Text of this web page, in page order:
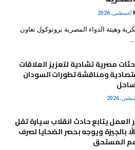
وهيئة الدواء المصرية بروتوكول تعاون
مصرية تشادية لتعزيز العلاقات
ومناقشة تطورات السودان
العمل يتابع حادث انقلاب سيارة تقل
بالجيزة ويوجه بحصر الضحايا لصرف
المستحق